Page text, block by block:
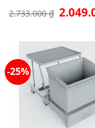
2.733.000₫ Giá
gốc
-25%